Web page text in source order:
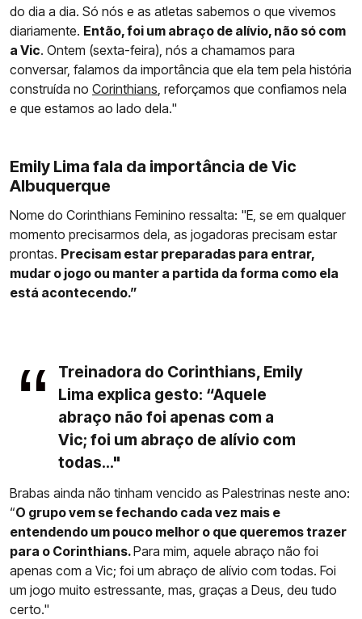
do dia a dia. Só nós e as atletas sabemos o que vivemos
diariamente. Então, foi um abraço de alívio, não só com
a Vic. Ontem (sexta-feira), nós a chamamos para
conversar, falamos da importância que ela tem pela história
construída no Corinthians, reforçamos que confiamos nela
e que estamos ao lado dela."
Emily Lima fala da importância de Vic
Albuquerque
Nome do Corinthians Feminino ressalta: "E, se em qualquer
momento precisarmos dela, as jogadoras precisam estar
prontas. Precisam estar preparadas para entrar,
mudar o jogo ou manter a partida da forma como ela
está acontecendo.”
Treinadora do Corinthians, Emily
Lima explica gesto: “Aquele
abraço não foi apenas com a
Vic; foi um abraço de alívio com
todas..."
Brabas ainda não tinham vencido as Palestrinas neste ano:
“O grupo vem se fechando cada vez mais e
entendendo um pouco melhor o que queremos trazer
para o Corinthians.Para mim, aquele abraço não foi
apenas com a Vic; foi um abraço de alívio com todas. Foi
um jogo muito estressante, mas, graças a Deus, deu tudo
certo."